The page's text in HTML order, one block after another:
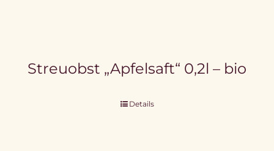
Streuobst „Apfelsaft“ 0,2l – bio
Details